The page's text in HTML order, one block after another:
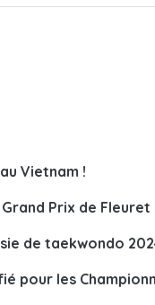
Vietnam !
Prix de Fleuret
de taekwondo
pour les